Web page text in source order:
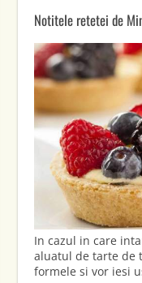
Notitele retetei de
In cazul in care
aluatul de tarte de
formele si vor iesi